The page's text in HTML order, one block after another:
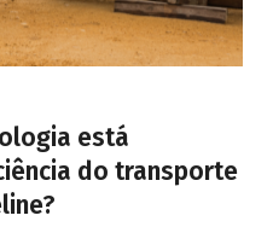
está
do transporte